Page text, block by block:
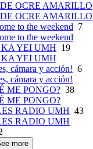
OCRE AMARILLO
OCRE AMARILLO
to the weekend 7
to the weekend
YEI UMH 19
YEI UMH
cámara y acción! 6
cámara y acción!
ME PONGO? 38
ME PONGO?
RADIO UMH 43
RADIO UMH
more